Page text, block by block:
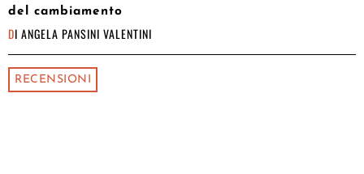
del cambiamento
DI ANGELA PANSINI VALENTINI
RECENSIONI